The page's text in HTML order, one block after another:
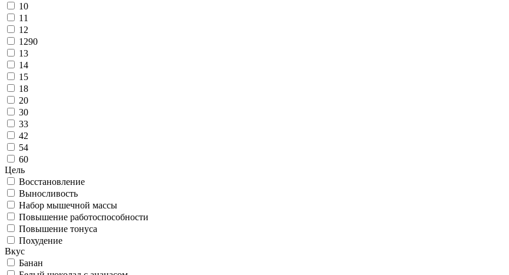
10
11
12
1290
13
14
15
18
20
30
33
42
54
60
Цель
Восстановление
Выносливость
Набор мышечной массы
Повышение работоспособности
Повышение тонуса
Похудение
Вкус
Банан